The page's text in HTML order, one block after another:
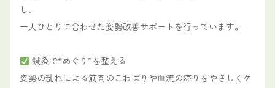
し、
一人ひとりに合わせた姿勢改善サポートを行っています。
鍼灸で“めぐり”を整える
姿勢の乱れによる筋肉のこわばりや血流の滞りをやさしくケ